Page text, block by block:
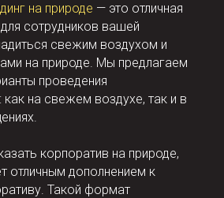
на природе — это отличная
сотрудников вашей
свежим воздухом и
на природе. Мы предлагаем
проведения
как на свежем воздухе, так и в
корпоратив на природе,
отличным дополнением к
Такой формат